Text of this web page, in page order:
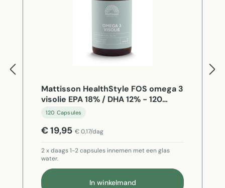
Mattisson HealthStyle FOS omega 3
visolie EPA 18% / DHA 12% - 120
Capsules
120 Capsules
€ 19,95 € 0,17/dag
2 x daags 1-2 capsules innemen met een glas
water.
In winkelmand